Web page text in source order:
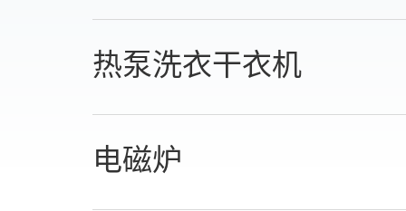
热泵洗衣干衣机
电磁炉